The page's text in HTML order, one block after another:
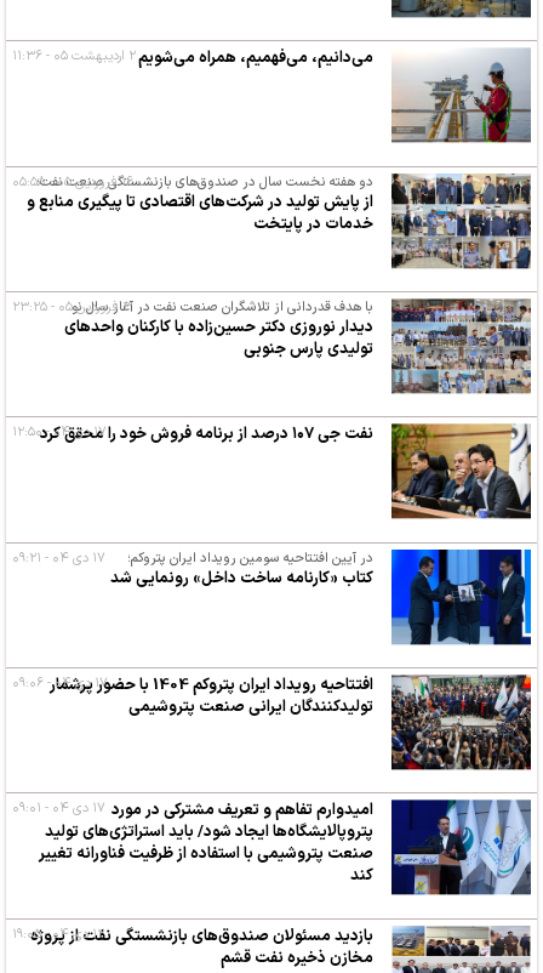
می‌دانیم، می‌فهمیم، همراه می‌شویم۲ اردیبهشت ۰۵ - ۱۱:۳۶
دو هفته نخست سال در صندوق‌های بازنشستگی صنعت نفت؛
از پایش تولید در شرکت‌های اقتصادی تا پیگیری منابع و
خدمات در پایتخت
۱۶ فروردین ۰۵ - ۰۵:۵۸
با هدف قدردانی از تلاشگران صنعت نفت در آغاز سال نو
دیدار نوروزی دکتر حسین‌زاده با کارکنان واحدهای
تولیدی پارس جنوبی
۳ فروردین ۰۵ - ۲۳:۲۵
نفت جی ۱۰۷ درصد از برنامه فروش خود را محقق کرد ۱۷ دی ۰۴ - ۱۲:۵۰
در آیین افتتاحیه سومین رویداد ایران پتروکم؛
کتاب «کارنامه ساخت داخل» رونمایی شد
۱۷ دی ۰۴ - ۰۹:۲۱
افتتاحیه رویداد ایران پتروکم 1404 با حضور پرشمار
تولیدکنندگان ایرانی صنعت پتروشیمی
۱۷ دی ۰۴ - ۰۹:۰۶
امیدوارم تفاهم و تعریف مشترکی در مورد
پتروپالایشگاه‌ها ایجاد شود/ باید استراتژی‌های تولید
صنعت پتروشیمی با استفاده از ظرفیت فناورانه تغییر
کند
۱۷ دی ۰۴ - ۰۹:۰۱
بازدید مسئولان صندوق‌های بازنشستگی نفت از پروژه
مخازن ذخیره نفت قشم
۱۲ دی ۰۴ - ۱۹:۰۵